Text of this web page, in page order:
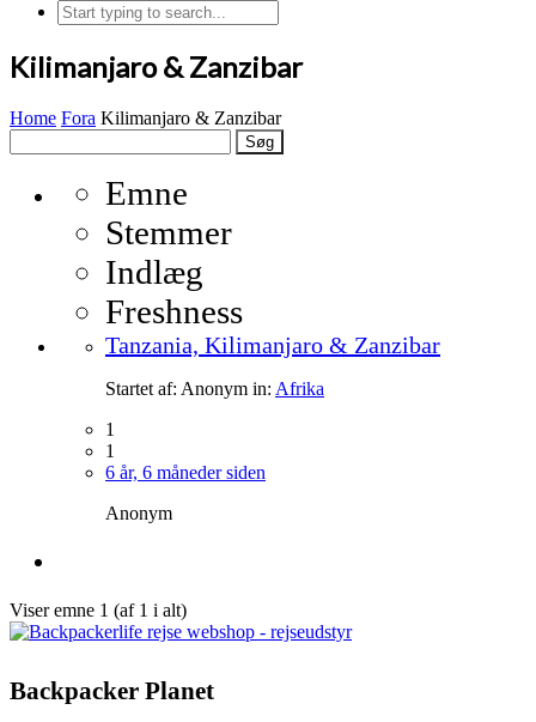
Kilimanjaro & Zanzibar
Home Fora Kilimanjaro & Zanzibar
efter:
Emne
Stemmer
Indlæg
Freshness
Tanzania, Kilimanjaro & Zanzibar
Startet af: Anonym in: Afrika
1
1
6 år, 6 måneder siden
Anonym
Viser emne 1 (af 1 i alt)
Backpacker Planet